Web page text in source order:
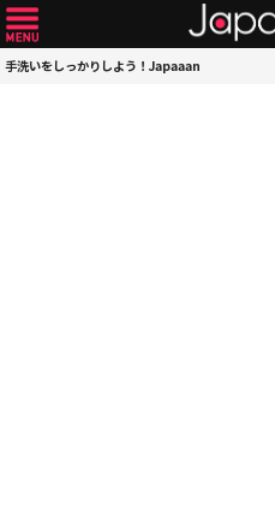
手洗いをしっかりしよう！Japaaan